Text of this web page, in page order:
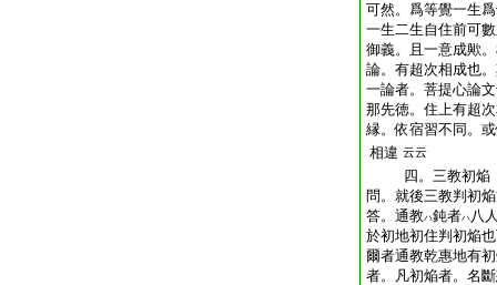
可然。爲等覺一生
一生二生自住前可
御義。且一意成歟
論。有超次相成也
一論者。菩提心論
那先徳。住上有超
縁。依宿習不同。
相違 云云
四。三教初焔
問。就後三教判初
答。通教ハ鈍者ハ八
於初地初住判初焔
爾者通教乾惠地有
者。凡初焔者。名